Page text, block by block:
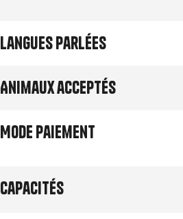
Langues parlées
Animaux acceptés
Mode paiement
Capacités